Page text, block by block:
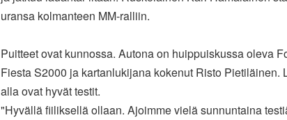
uransa kolmanteen MM-ralliin.
Puitteet ovat kunnossa. Autona on huippuiskussa oleva
Fiesta S2000 ja kartanlukijana kokenut Risto Pietiläinen.
alla ovat hyvät testit.
"Hyvällä fiiliksellä ollaan. Ajoimme vielä sunnuntaina